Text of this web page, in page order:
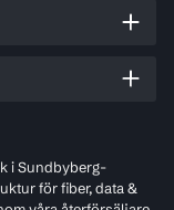
i Sundbyberg-
för fiber, data &